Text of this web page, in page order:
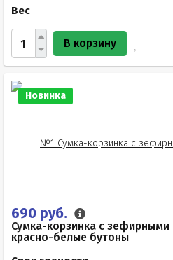
Вес
В корзину
Новинка
690 руб.
Сумка-корзинка с зефирными
красно-белые бутоны